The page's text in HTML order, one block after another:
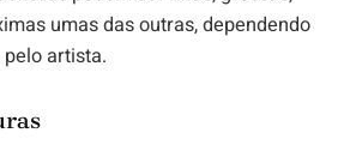
umas das outras, dependendo
artista.